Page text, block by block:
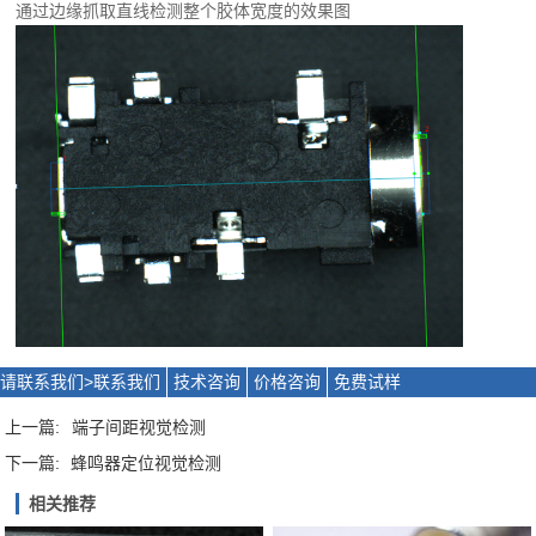
通过边缘抓取直线检测整个胶体宽度的效果图
请联系我们>联系我们 技术咨询 价格咨询 免费试样
上一篇:
端子间距视觉检测
下一篇:
蜂鸣器定位视觉检测
相关推荐